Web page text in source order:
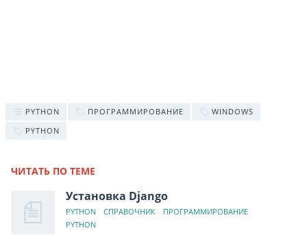
PYTHON ПРОГРАММИРОВАНИЕ
WINDOWS
PYTHON
ЧИТАТЬ ПО ТЕМЕ
Установка Django
PYTHON СПРАВОЧНИК
ПРОГРАММИРОВАНИЕ
PYTHON